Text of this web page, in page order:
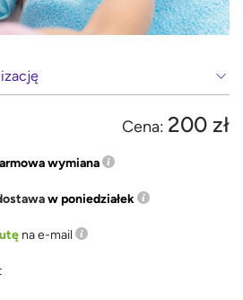
Cena: 200 zł
wymiana
w poniedziałek
na e-mail